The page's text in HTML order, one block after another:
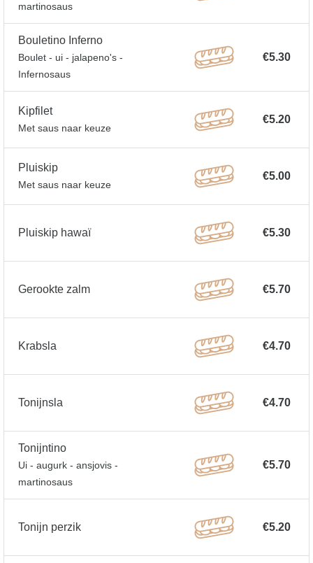
martinosaus
Bouletino Inferno
Boulet - ui - jalapeno's -
Infernosaus
€5.30
Kipfilet
Met saus naar keuze
€5.20
Pluiskip
Met saus naar keuze
€5.00
Pluiskip hawaï €5.30
Gerookte zalm €5.70
Krabsla €4.70
Tonijnsla €4.70
Tonijntino
Ui - augurk - ansjovis -
martinosaus
€5.70
Tonijn perzik €5.20